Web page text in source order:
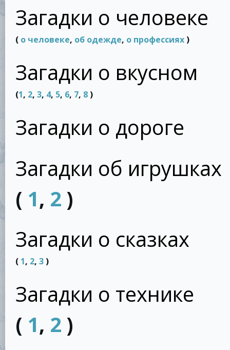
Загадки о человеке
( о человеке, об одежде, о профессиях)
Загадки о вкусном
(1, 2, 3, 4, 5, 6, 7, 8)
Загадки о дороге
Загадки об игрушках
( 1, 2)
Загадки о сказках
( 1, 2, 3)
Загадки о технике
( 1, 2)